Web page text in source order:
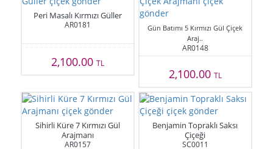
Peri Masalı Kırmızı Güller
AR0181
2,100.00TL
Gün Batımı 5 Kırmızı Gül Çiçek
Araj..
AR0148
2,100.00 TL
Sihirli Küre 7 Kırmızı Gül
Arajmanı
AR0157
Benjamin Topraklı Saksı
Çiçeği
SC0011